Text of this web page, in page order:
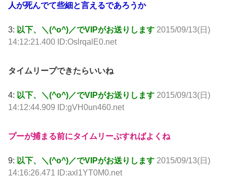
人が死んでて些細と言えるであろうか
3: 以下、＼(^o^)／でVIPがお送りします 2015/09/13(日)
14:12:21.400 ID:OslrqalE0.net
タイムリープできたらいいね
4: 以下、＼(^o^)／でVIPがお送りします 2015/09/13(日)
14:12:44.909 ID:gVH0un460.net
プーが捕まる前にタイムリーぷすればよくね
9: 以下、＼(^o^)／でVIPがお送りします 2015/09/13(日)
14:16:26.471 ID:axl1YT0M0.net